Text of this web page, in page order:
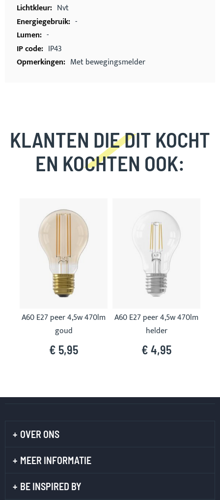
Nvt
-
-
IP43
Met bewegingsmelder
KLANTEN DIE DIT KOCHT
EN KOCHTEN OOK:
carousel
A60 E27 peer 4,5w 470lm
goud
€ 5,95
A60 E27 peer 4,5w 470lm
helder
€ 4,95
OVER ONS
MEER INFORMATIE
BE INSPIRED BY